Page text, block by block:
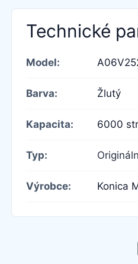
Technické
Model:
Barva: Žlutý
Kapacita: 6000
Typ:
Výrobce: Konica